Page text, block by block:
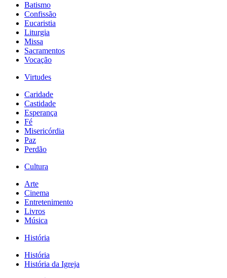
Batismo
Confissão
Eucaristia
Liturgia
Missa
Sacramentos
Vocação
Virtudes
Caridade
Castidade
Esperança
Fé
Misericórdia
Paz
Perdão
Cultura
Arte
Cinema
Entretenimento
Livros
Música
História
História
História da Igreja